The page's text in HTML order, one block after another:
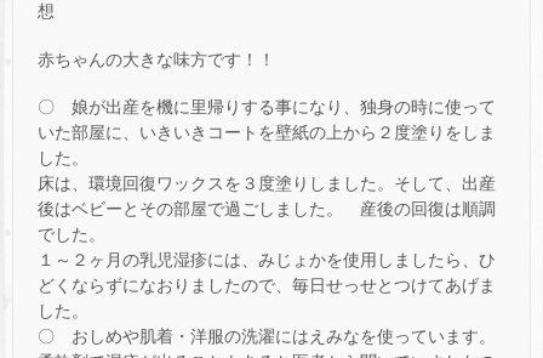
想
赤ちゃんの大きな味方です！！
〇 娘が出産を機に里帰りする事になり、独身の時に使って
いた部屋に、いきいきコートを壁紙の上から２度塗りをしま
した。
床は、環境回復ワックスを３度塗りしました。そして、出産
後はベビーとその部屋で過ごしました。 産後の回復は順調
でした。
１～２ヶ月の乳児湿疹には、みじょかを使用しましたら、ひ
どくならずになおりましたので、毎日せっせとつけてあげま
した。
〇 おしめや肌着・洋服の洗濯にはえみなを使っています。